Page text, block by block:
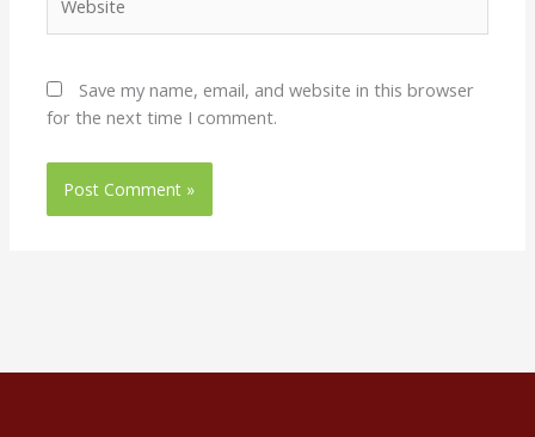
Save my name, email, and website in this browser
for the next time I comment.